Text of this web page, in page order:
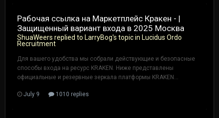
Рабочая ссылка на Маркетплейс Кракен - |
Защищенный вариант входа в 2025 Москва
ShuaWeers replied to LarryBog's topic in Lucidus Ordo
Recruitment
Для вашего удобства мы собрали действующие и безопасные
способы входа на ресурс KRAKEN. Ниже представлены
официальные и резервные зеркала платформы KRAKEN...
July 9 1010 replies